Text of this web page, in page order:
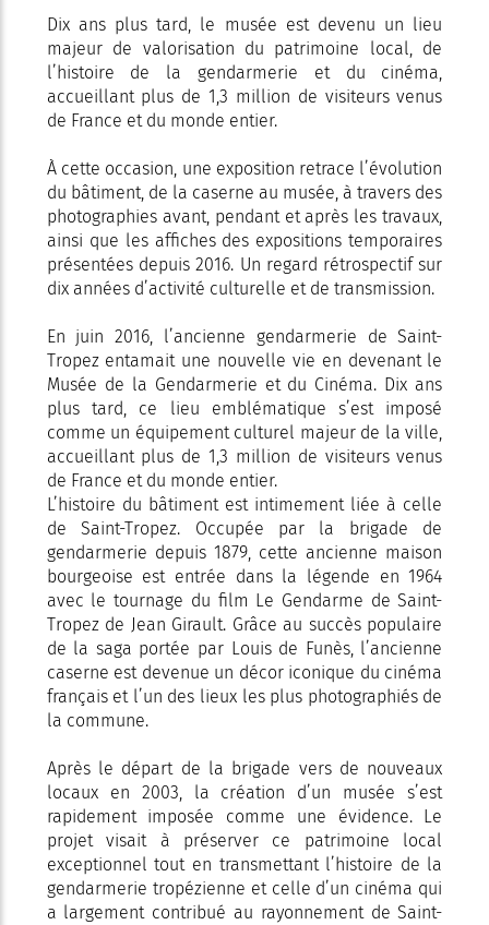
Dix ans plus tard, le musée est devenu un lieu
majeur de valorisation du patrimoine local, de
l’histoire de la gendarmerie et du cinéma,
accueillant plus de 1,3 million de visiteurs venus
de France et du monde entier.
À cette occasion, une exposition retrace l’évolution
du bâtiment, de la caserne au musée, à travers des
photographies avant, pendant et après les travaux,
ainsi que les affiches des expositions temporaires
présentées depuis 2016. Un regard rétrospectif sur
dix années d’activité culturelle et de transmission.
En juin 2016, l’ancienne gendarmerie de Saint-
Tropez entamait une nouvelle vie en devenant le
Musée de la Gendarmerie et du Cinéma. Dix ans
plus tard, ce lieu emblématique s’est imposé
comme un équipement culturel majeur de la ville,
accueillant plus de 1,3 million de visiteurs venus
de France et du monde entier.
L’histoire du bâtiment est intimement liée à celle
de Saint-Tropez. Occupée par la brigade de
gendarmerie depuis 1879, cette ancienne maison
bourgeoise est entrée dans la légende en 1964
avec le tournage du film Le Gendarme de Saint-
Tropez de Jean Girault. Grâce au succès populaire
de la saga portée par Louis de Funès, l’ancienne
caserne est devenue un décor iconique du cinéma
français et l’un des lieux les plus photographiés de
la commune.
Après le départ de la brigade vers de nouveaux
locaux en 2003, la création d’un musée s’est
rapidement imposée comme une évidence. Le
projet visait à préserver ce patrimoine local
exceptionnel tout en transmettant l’histoire de la
gendarmerie tropézienne et celle d’un cinéma qui
a largement contribué au rayonnement de Saint-